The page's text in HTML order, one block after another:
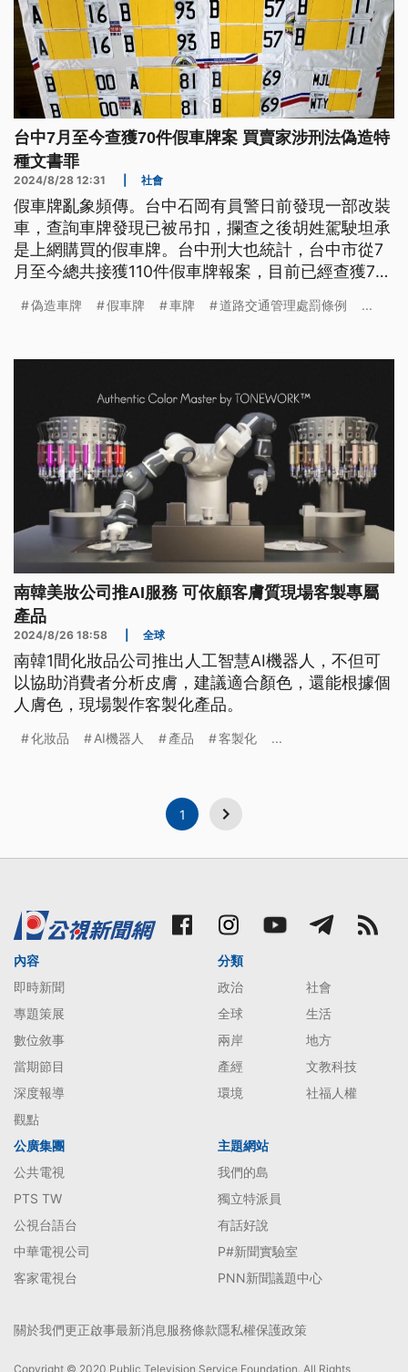
台中7月至今查獲70件假車牌案 買賣家涉刑法偽造特
種文書罪
2024/8/28 12:31 社會
假車牌亂象頻傳。台中石岡有員警日前發現一部改裝
車，查詢車牌發現已被吊扣，攔查之後胡姓駕駛坦承
是上網購買的假車牌。台中刑大也統計，台中市從7
月至今總共接獲110件假車牌報案，目前已經查獲70
罪。
偽造車牌 假車牌 車牌 道路交通管理處罰條例 ...
南韓美妝公司推AI服務 可依顧客膚質現場客製專屬
產品
2024/8/26 18:58 全球
南韓1間化妝品公司推出人工智慧AI機器人，不但可
以協助消費者分析皮膚，建議適合顏色，還能根據個
人膚色，現場製作客製化產品。
化妝品 AI機器人 產品 客製化 ...
1
內容
即時新聞
專題策展
數位敘事
當期節目
深度報導
觀點
分類
政治
社會
全球
生活
兩岸
地方
產經
文教科技
環境
社福人權
公廣集團
公共電視
PTS TW
公視台語台
中華電視公司
客家電視台
主題網站
我們的島
獨立特派員
有話好說
P#新聞實驗室
PNN新聞議題中心
關於我們更正啟事最新消息服務條款隱私權保護政策
Copyright © 2020 Public Television Service Foundation. All Rights